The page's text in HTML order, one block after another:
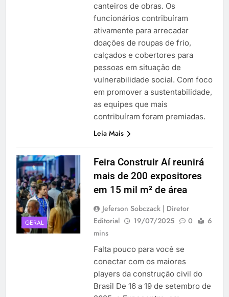
canteiros de obras. Os
funcionários contribuíram
ativamente para arrecadar
doações de roupas de frio,
calçados e cobertores para
pessoas em situação de
vulnerabilidade social. Com foco
em promover a sustentabilidade,
as equipes que mais
contribuíram foram premiadas.
Leia Mais
GERAL
Feira Construir Aí reunirá
mais de 200 expositores
em 15 mil m² de área
Jeferson Sobczack | Diretor
Editorial
19/07/2025 0
6
mins
Falta pouco para você se
conectar com os maiores
players da construção civil do
Brasil De 16 a 19 de setembro de